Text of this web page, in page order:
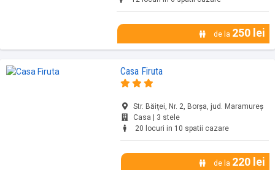
de la 250 lei
Casa Firuta
Str. Băiţei, Nr. 2, Borșa, jud. Maramureș
Casa | 3 stele
20 locuri in 10 spatii cazare
de la 220 lei